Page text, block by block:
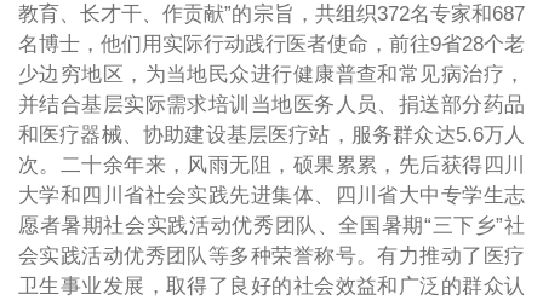
教育、长才干、作贡献”的宗旨，共组织372名专家和687
名博士，他们用实际行动践行医者使命，前往9省28个老
少边穷地区，为当地民众进行健康普查和常见病治疗，
并结合基层实际需求培训当地医务人员、捐送部分药品
和医疗器械、协助建设基层医疗站，服务群众达5.6万人
次。二十余年来，风雨无阻，硕果累累，先后获得四川
大学和四川省社会实践先进集体、四川省大中专学生志
愿者暑期社会实践活动优秀团队、全国暑期“三下乡”社
会实践活动优秀团队等多种荣誉称号。有力推动了医疗
卫生事业发展，取得了良好的社会效益和广泛的群众认